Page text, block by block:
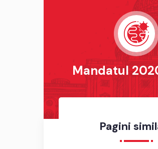
Mandatul
Pagini